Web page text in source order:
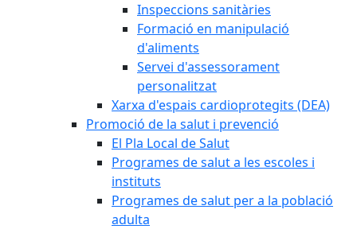
Inspeccions sanitàries
Formació en manipulació
d'aliments
Servei d'assessorament
personalitzat
Xarxa d'espais cardioprotegits (DEA)
Promoció de la salut i prevenció
El Pla Local de Salut
Programes de salut a les escoles i
instituts
Programes de salut per a la població
adulta